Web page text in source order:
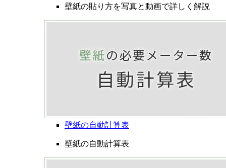
壁紙の貼り方を写真と動画で詳しく解説
壁紙の自動計算表
壁紙の自動計算表